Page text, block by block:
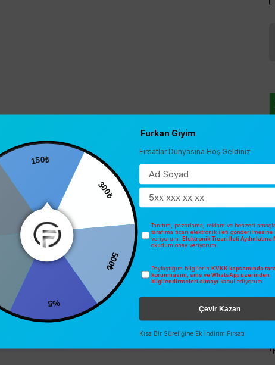
150₺
300₺
500₺
%5
Furkan Giyim
Fırsatlar Dünyasına Hoş Geldiniz
Tanıtım, pazarlama, reklam ve benzeri
tarafıma ticari elektronik ileti gönderilmesine
veriyorum. Elektronik Ticari İleti Aydınlatma
okudum onay veriyorum.
Paylaştığım bilgilerin KVKK kapsamında
korunmasını, sms ve WhatsApp üzerinden
bilgilendirmeleri almayı kabul ediyorum.
Çevir Kazan
Kısa Bir Süreliğine Ek İndirim Fırsatı